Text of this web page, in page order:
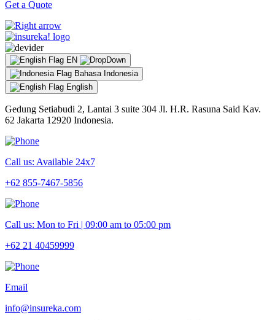
Get a Quote
EN
Bahasa Indonesia
English
Gedung Setiabudi 2, Lantai 3 suite 304 Jl. H.R. Rasuna Said Kav.
62 Jakarta 12920 Indonesia.
Call us: Available 24x7
+62 855-7467-5856
Call us: Mon to Fri | 09:00 am to 05:00 pm
+62 21 40459999
Email
info@insureka.com